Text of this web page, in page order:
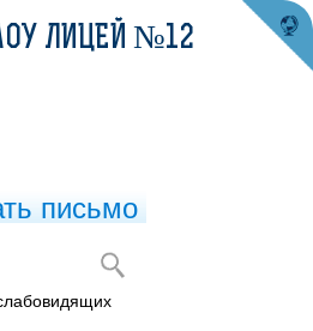
ликвидация
ЛИЦЕЙ №12
письмо